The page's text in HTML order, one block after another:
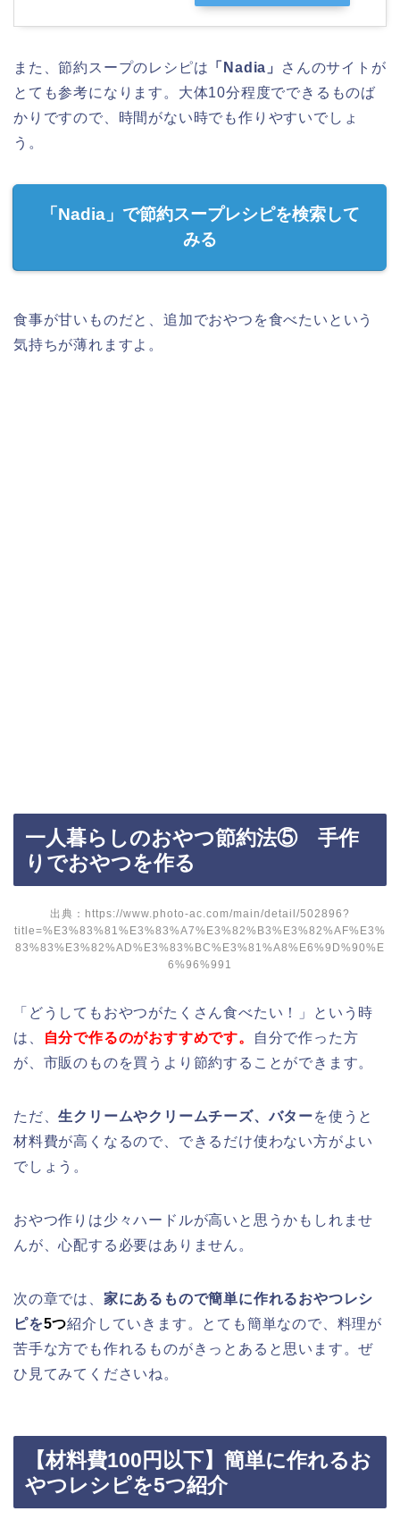
また、節約スープのレシピは 「Nadia」
さんのサイトが
とても参考になります。大体10分程度でできるものば
かりですので、時間がない時でも作りやすいでしょ
う。
「Nadia」で節約スープレシピを検索して
みる
食事が甘いものだと、追加でおやつを食べたいという
気持ちが薄れますよ。
一人暮らしのおやつ節約法⑤ 手作
りでおやつを作る
出典： https://www.photo-ac.com/main/detail/502896?
title=%E3%83%81%E3%83%A7%E3%82%B3%E3%82%AF%E3%
83%83%E3%82%AD%E3%83%BC%E3%81%A8%E6%9D%90%E
6%96%991
「どうしてもおやつがたくさん食べたい！」という時
は、
自分で作るのがおすすめです。
自分で作った方
が、市販のものを買うより節約することができます。
ただ、生クリームやクリームチーズ、バターを使うと
材料費が高くなるので、できるだけ使わない方がよい
でしょう。
おやつ作りは少々ハードルが高いと思うかもしれませ
んが、心配する必要はありません。
次の章では、 家にあるもので簡単に作れるおやつレシ
ピを5つ紹介していきます。とても簡単なので、料理が
苦手な方でも作れるものがきっとあると思います。ぜ
ひ見てみてくださいね。
【材料費100円以下】簡単に作れるお
やつレシピを5つ紹介